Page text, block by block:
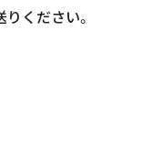
ください。